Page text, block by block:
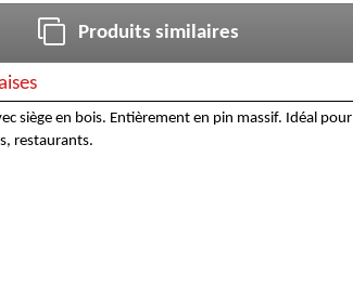
Produits similaires
siège en bois. Entièrement en pin massif. Idéal pour
restaurants.